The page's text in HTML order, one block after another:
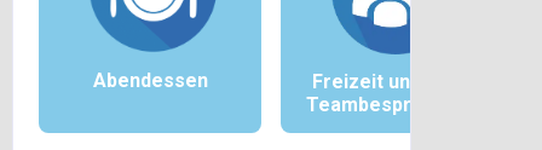
Abendessen
Freizeit und/oder
Teambesprechung